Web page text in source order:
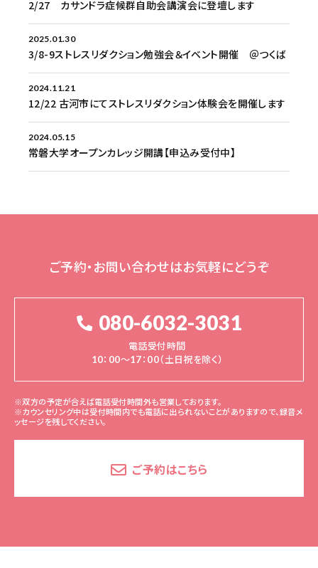
2/27 カサンドラ症候群自助会講演会に登壇します
2025.01.30
3/8-9ストレスリダクション勉強会＆イベント開催 ＠つくば
2024.11.21
12/22 古河市にてストレスリダクション体験会を開催します
2024.05.15
常磐大学オープンカレッジ開講【申込み受付中】
ご予約・お問い合わせはお気軽にどうぞ
080-6032-3031
電話受付時間
10：00～17：00（土日祝を除く）
※双方の予定が合えば電話受付時間外も営業しております。
※カウンセリング中は受付時間内でも電話に出られないことがありますので、録音メ
ッセージを残してください。
ご予約はこちら